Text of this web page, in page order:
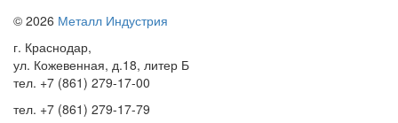
© 2026 Металл Индустрия
г. Краснодар,
ул. Кожевенная, д.18, литер Б
тел. +7 (861) 279-17-00
тел. +7 (861) 279-17-79